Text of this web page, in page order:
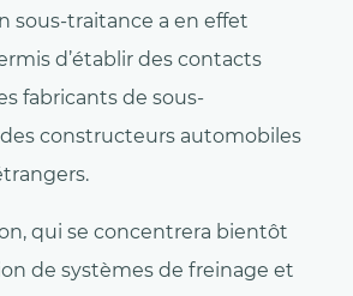
sous-traitance a en effet
d’établir des contacts
fabricants de sous-
constructeurs automobiles
qui se concentrera bientôt
de systèmes de freinage et